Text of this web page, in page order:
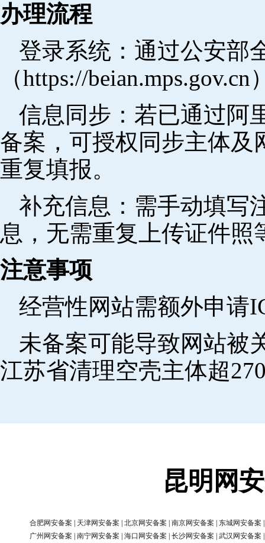
办理流程
登录系统：通过公安部
（https://
信息同步：若已通过阿
备案，可授权同步主体及
重复填报。
补充信息：需手动填写
息，无需重复上传证件照
注意事项
经营性网站需额外申请
未备案可能导致网站被
江苏省清理空壳主体超
昆明网
合肥网安备案 天津网安备案 北京网安备案 南京网安备案 东城网安备案
广州网安备案
南宁网安备案 海口网安备案 长沙网安备案 武汉网安备案